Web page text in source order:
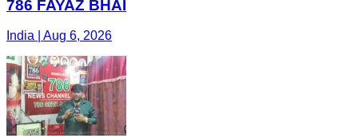
786 FAYAZ BHAI
India | Aug 6, 2026